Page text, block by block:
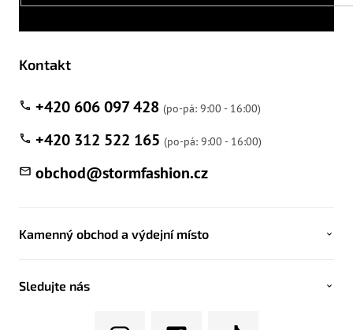
Kontakt
obchod@stormfashion.cz
+420 606 097 428
+420 312 522 165
Kamenný obchod a výdejní místo
Sledujte nás